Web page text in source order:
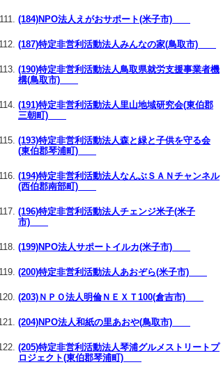
(184)NPO法人えがおサポート(米子市)
(187)特定非営利活動法人みんなの家(鳥取市)
(190)特定非営利活動法人鳥取県就労支援事業者機
構(鳥取市)
(191)特定非営利活動法人里山地域研究会(東伯郡
三朝町)
(193)特定非営利活動法人森と緑と子供を守る会
(東伯郡琴浦町)
(194)特定非営利活動法人なんぶＳＡＮチャンネル
(西伯郡南部町)
(196)特定非営利活動法人チェンジ米子(米子
市)
(199)NPO法人サポートイルカ(米子市)
(200)特定非営利活動法人あおぞら(米子市)
(203)ＮＰＯ法人明倫ＮＥＸＴ100(倉吉市)
(204)NPO法人和紙の里あおや(鳥取市)
(205)特定非営利活動法人琴浦グルメストリートプ
ロジェクト(東伯郡琴浦町)